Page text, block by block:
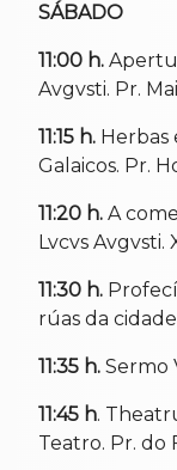
SÁBADO
11:00 h.
Avgvsti. Pr.
11:15 h. Herbas
Galaicos. Pr.
11:20 h. A
Lvcvs Avgvsti.
11:30 h.
rúas da cidade
11:35 h. Sermo
11:45 h.
Teatro. Pr. do